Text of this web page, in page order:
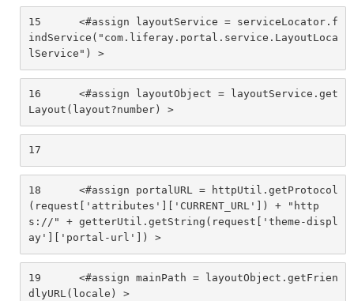
15
indService("com.liferay.portal.service.LayoutLoca
lService") >
16
Layout(layout?number) >
17
18
(request['attributes']['CURRENT_URL']) + "http
s://" + getterUtil.getString(request['theme-displ
ay']['portal-url']) >
19
dlyURL(locale) >